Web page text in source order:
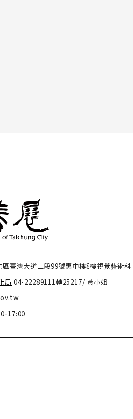
臺灣大道三段99號惠中樓8樓視覺藝術科
局 04-22289111轉25217/ 黃小姐
17:00